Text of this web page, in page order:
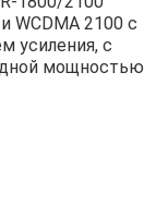
WCDMA 2100 с
усиления, с
мощностью